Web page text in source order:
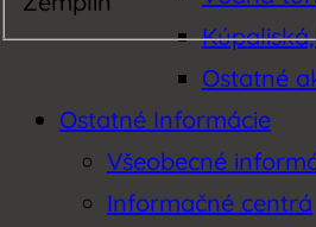
Ostatné
Ostatné Informácie
Všeobecné
Informačné centrá